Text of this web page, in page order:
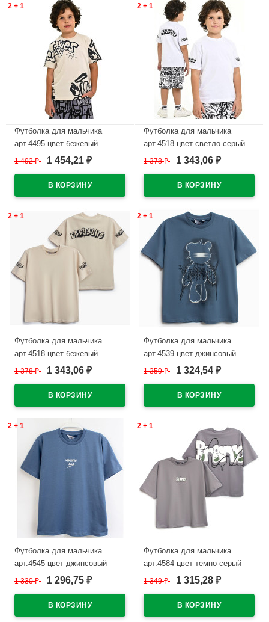
2 + 1
Футболка для мальчика
арт.4495 цвет бежевый
В наличии
1 492₽ 1 454,21 ₽
2 + 1
Футболка для мальчика
арт.4518 цвет светло-серый
В наличии
1 378₽ 1 343,06 ₽
2 + 1
Футболка для мальчика
арт.4518 цвет бежевый
В наличии
1 378₽ 1 343,06 ₽
2 + 1
Футболка для мальчика
арт.4539 цвет джинсовый
В наличии
1 359₽ 1 324,54 ₽
2 + 1
Футболка для мальчика
арт.4545 цвет джинсовый
В наличии
1 330₽ 1 296,75 ₽
2 + 1
Футболка для мальчика
арт.4584 цвет темно-серый
В наличии
1 349₽ 1 315,28 ₽